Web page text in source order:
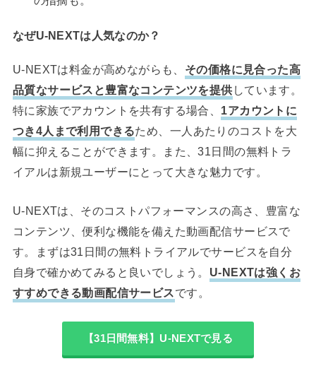
なぜU-NEXTは人気なのか？
U-NEXTは料金が高めながらも、 その価格に見合った高
品質なサービスと豊富なコンテンツを提供 しています。
特に家族でアカウントを共有する場合、 1アカウントに
つき4人まで利用できるため、一人あたりのコストを大
幅に抑えることができます。また、31日間の無料トラ
イアルは新規ユーザーにとって大きな魅力です。
U-NEXTは、そのコストパフォーマンスの高さ、豊富な
コンテンツ、便利な機能を備えた動画配信サービスで
す。まずは31日間の無料トライアルでサービスを自分
自身で確かめてみると良いでしょう。 U-NEXTは強くお
すすめできる動画配信サービスです。
【31日間無料】U-NEXTで見る